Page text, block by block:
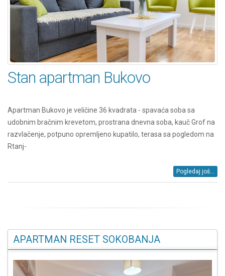
Stan apartman Bukovo
Apartman Bukovo je veličine 36 kvadrata - spavaća soba sa
udobnim bračnim krevetom, prostrana dnevna soba, kauč Grof na
razvlačenje, potpuno opremljeno kupatilo, terasa sa pogledom na
Rtanj-
Pogledaj još...
APARTMAN RESET SOKOBANJA